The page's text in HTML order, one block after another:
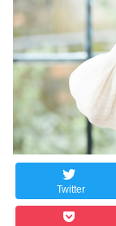
Twitter